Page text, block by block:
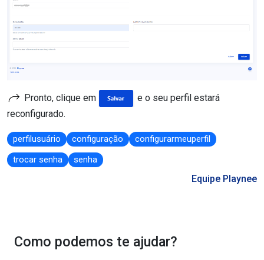
Pronto, clique em
e o seu perfil estará
reconfigurado.
perfilusuário configuração
configurarmeuperfil
trocar senha
senha
Equipe Playnee
Como podemos te ajudar?